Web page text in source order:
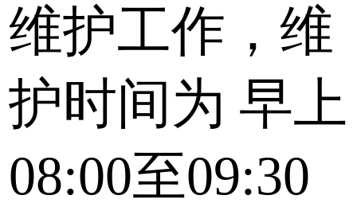
维护工作，维
护时间为 早上
08:00至09:30